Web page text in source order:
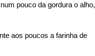
pouco da gordura o alho,
aos poucos a farinha de